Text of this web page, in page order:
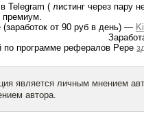
Telegram ( листинг через пару
(заработок от 90 руб в день) —
баллы
по программе рефералов Pepe
является личным мнением
автора.